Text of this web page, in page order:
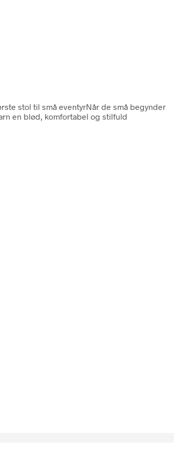
stol til små eventyrNår de små begynder
en blød, komfortabel og stilfuld